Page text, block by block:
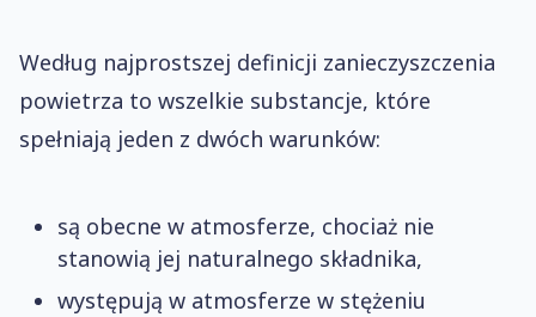
Według najprostszej definicji zanieczyszczenia
powietrza to wszelkie substancje, które
spełniają jeden z dwóch warunków:
są obecne w atmosferze, chociaż nie
stanowią jej naturalnego składnika,
występują w atmosferze w stężeniu